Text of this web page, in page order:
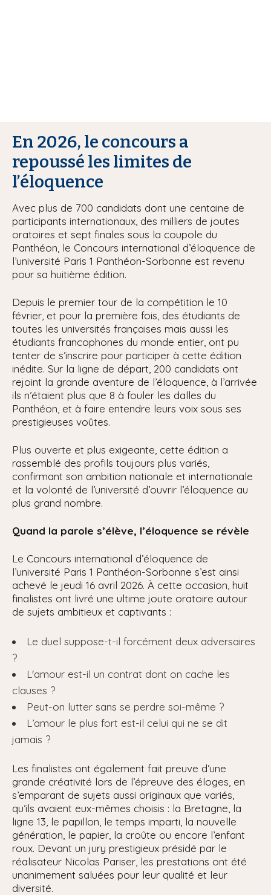
En 2026, le concours a
repoussé les limites de
l’éloquence
Avec plus de 700 candidats dont une centaine de
participants internationaux, des milliers de joutes
oratoires et sept finales sous la coupole du
Panthéon, le Concours international d’éloquence de
l’université Paris 1 Panthéon-Sorbonne est revenu
pour sa huitième édition.
Depuis le premier tour de la compétition le 10
février, et pour la première fois, des étudiants de
toutes les universités françaises mais aussi les
étudiants francophones du monde entier, ont pu
tenter de s’inscrire pour participer à cette édition
inédite. Sur la ligne de départ, 200 candidats ont
rejoint la grande aventure de l’éloquence, à l’arrivée
ils n’étaient plus que 8 à fouler les dalles du
Panthéon, et à faire entendre leurs voix sous ses
prestigieuses voûtes.
Plus ouverte et plus exigeante, cette édition a
rassemblé des profils toujours plus variés,
confirmant son ambition nationale et internationale
et la volonté de l’université d’ouvrir l’éloquence au
plus grand nombre.
Quand la parole s’élève, l’éloquence se révèle
Le Concours international d’éloquence de
l’université Paris 1 Panthéon-Sorbonne s’est ainsi
achevé le jeudi 16 avril 2026. À cette occasion, huit
finalistes ont livré une ultime joute oratoire autour
de sujets ambitieux et captivants :
Le duel suppose-t-il forcément deux adversaires
?
L'amour est-il un contrat dont on cache les
clauses ?
Peut-on lutter sans se perdre soi-même ?
L’amour le plus fort est-il celui qui ne se dit
jamais ?
Les finalistes ont également fait preuve d’une
grande créativité lors de l’épreuve des éloges, en
s’emparant de sujets aussi originaux que variés,
qu’ils avaient eux-mêmes choisis : la Bretagne, la
ligne 13, le papillon, le temps imparti, la nouvelle
génération, le papier, la croûte ou encore l’enfant
roux. Devant un jury prestigieux présidé par le
réalisateur Nicolas Pariser, les prestations ont été
unanimement saluées pour leur qualité et leur
diversité.